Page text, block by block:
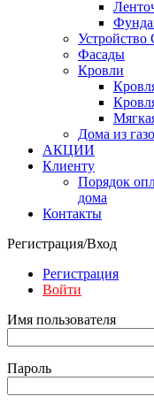
Фасады
Кровли
Дома из
АКЦИИ
Клиенту
Порядок
дома
Контакты
Регистрация/Вход
Регистрация
Войти
Имя пользователя
Пароль